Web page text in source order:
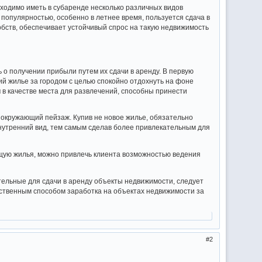
иметь в субаренде несколько различных видов
особенно в летнее время, пользуется сдача в
обеспечивает устойчивый спрос на такую недвижимость
получении прибыли путем их сдачи в аренду. В первую
жилье за городом с целью спокойно отдохнуть на фоне
качестве места для развлечений, способны принести
пейзаж. Купив не новое жилье, обязательно
вид, тем самым сделав более привлекательным для
жилья, можно привлечь клиента возможностью ведения
для сдачи в аренду объекты недвижимости, следует
способом заработка на объектах недвижимости за
2